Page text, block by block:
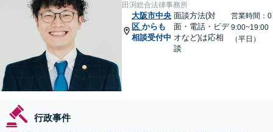
田渕総合法律事務所
大阪市中央
区 からも
相談受付中
面談方法(対
面・電話・ビデ
オなど)は応相
談
営業時間：0
9:00~19:00
（平日）
行政事件